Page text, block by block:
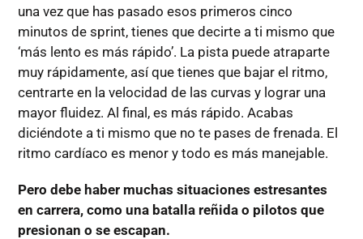
una vez que has pasado esos primeros cinco
minutos de sprint, tienes que decirte a ti mismo que
‘más lento es más rápido’. La pista puede atraparte
muy rápidamente, así que tienes que bajar el ritmo,
centrarte en la velocidad de las curvas y lograr una
mayor fluidez. Al final, es más rápido. Acabas
diciéndote a ti mismo que no te pases de frenada. El
ritmo cardíaco es menor y todo es más manejable.
Pero debe haber muchas situaciones estresantes
en carrera, como una batalla reñida o pilotos que
presionan o se escapan.